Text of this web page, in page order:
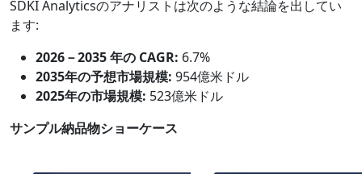
SDKI Analyticsのアナリストは次のような結論を出してい
ます:
2026－2035 年の CAGR: 6.7%
2035年の予想市場規模: 954億米ドル
2025年の市場規模: 523億米ドル
サンプル納品物ショーケース